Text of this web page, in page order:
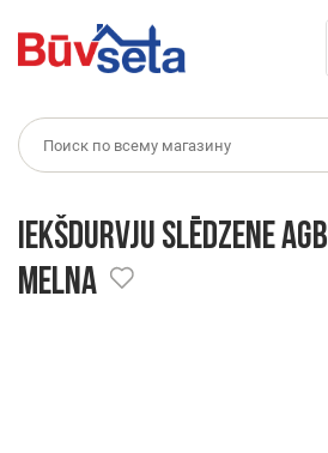
Iekšdurvju slēdzene AGB
melna